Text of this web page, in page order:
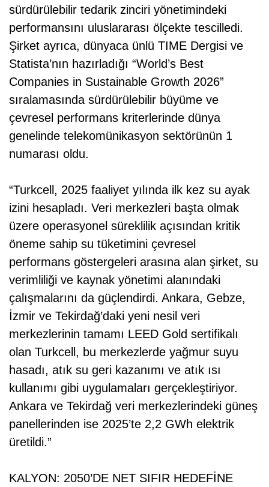
sürdürülebilir tedarik zinciri yönetimindeki
performansını uluslararası ölçekte tescilledi.
Şirket ayrıca, dünyaca ünlü TIME Dergisi ve
Statista’nın hazırladığı “World’s Best
Companies in Sustainable Growth 2026”
sıralamasında sürdürülebilir büyüme ve
çevresel performans kriterlerinde dünya
genelinde telekomünikasyon sektörünün 1
numarası oldu.
“Turkcell, 2025 faaliyet yılında ilk kez su ayak
izini hesapladı. Veri merkezleri başta olmak
üzere operasyonel süreklilik açısından kritik
öneme sahip su tüketimini çevresel
performans göstergeleri arasına alan şirket, su
verimliliği ve kaynak yönetimi alanındaki
çalışmalarını da güçlendirdi. Ankara, Gebze,
İzmir ve Tekirdağ’daki yeni nesil veri
merkezlerinin tamamı LEED Gold sertifikalı
olan Turkcell, bu merkezlerde yağmur suyu
hasadı, atık su geri kazanımı ve atık ısı
kullanımı gibi uygulamaları gerçekleştiriyor.
Ankara ve Tekirdağ veri merkezlerindeki güneş
panellerinden ise 2025’te 2,2 GWh elektrik
üretildi.”
KALYON: 2050’DE NET SIFIR HEDEFİNE